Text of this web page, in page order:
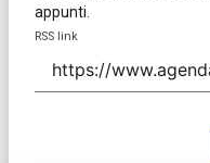
appunti.
RSS link